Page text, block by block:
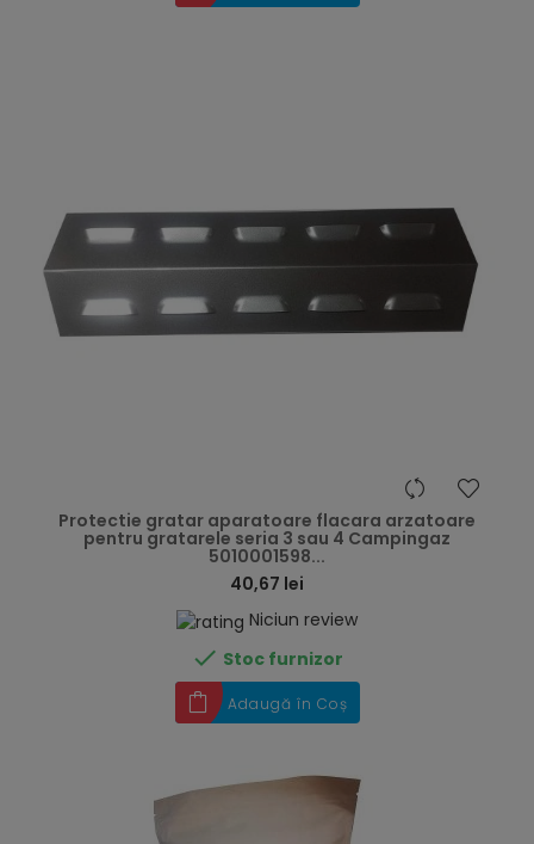
Protectie gratar aparatoare flacara arzatoare
pentru gratarele seria 3 sau 4 Campingaz
5010001598...
40,67 lei
Niciun review
 Stoc furnizor
Adaugă în Coș